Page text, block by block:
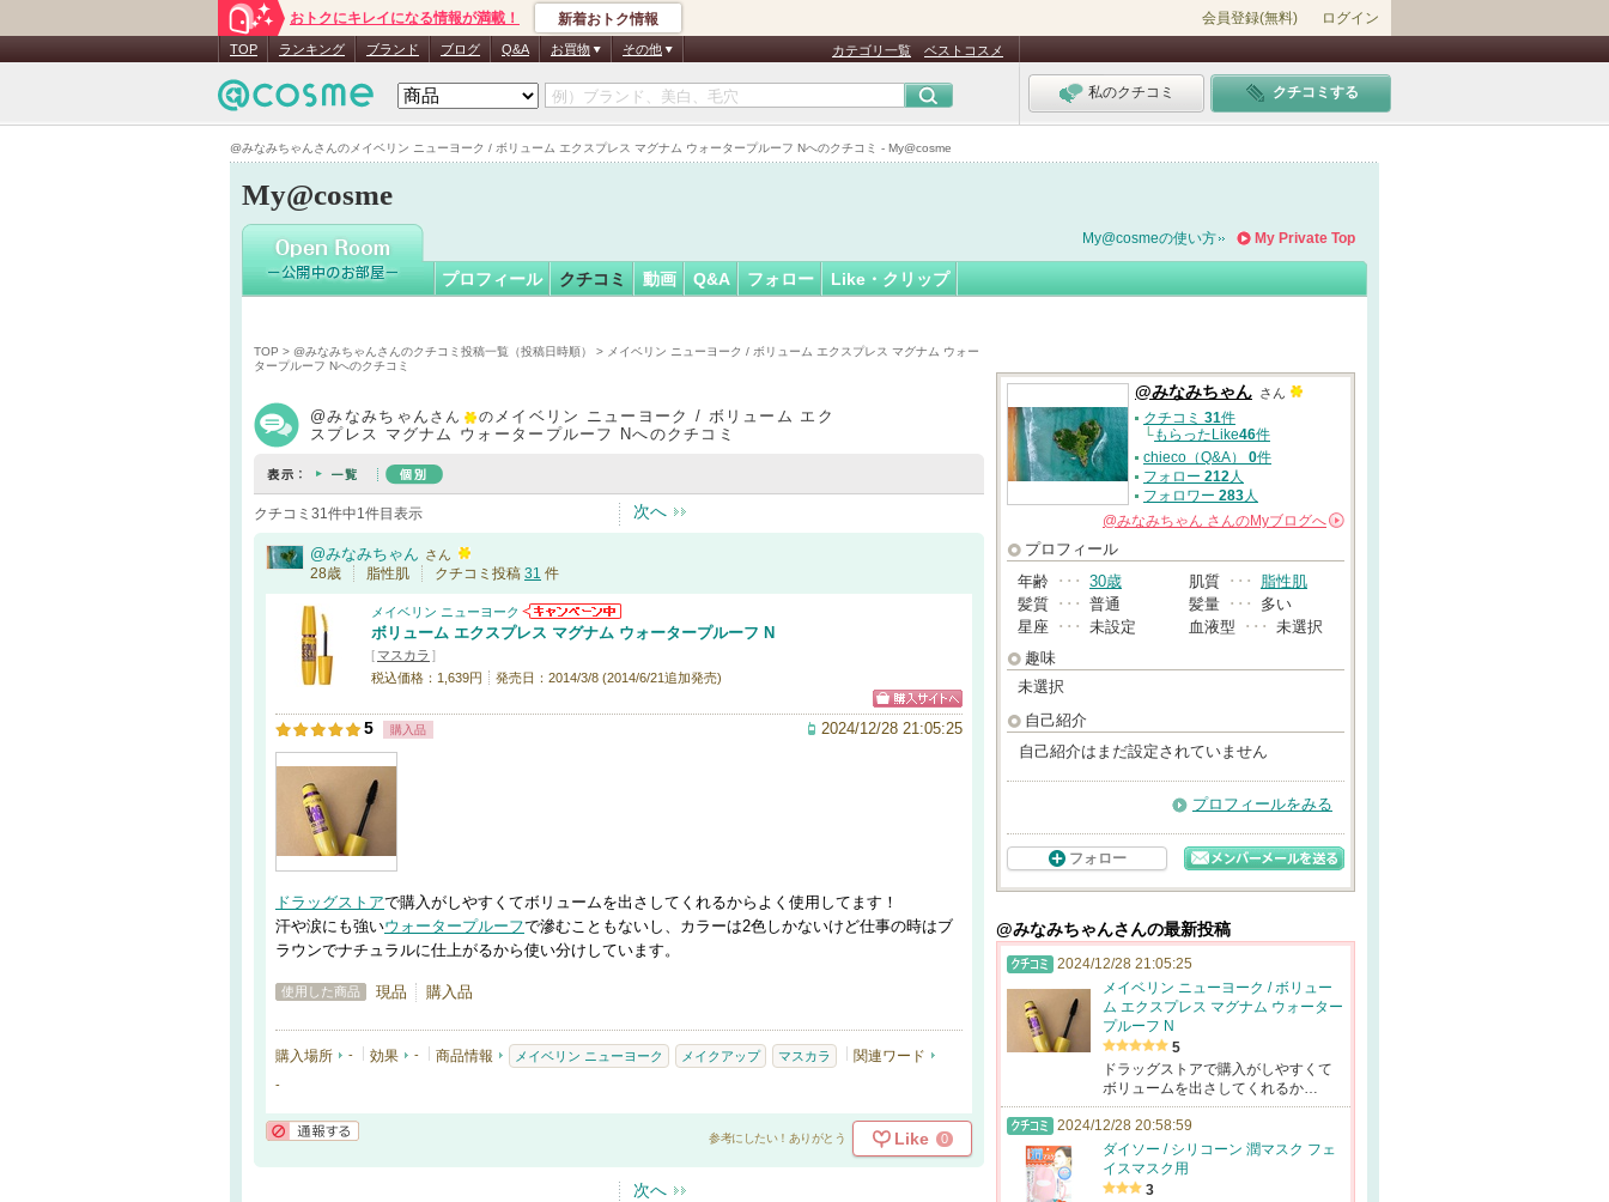
@みなみちゃんさんのメイベリン ニューヨーク / ボリューム エクスプレス マグナム ウォータープルーフ Nへのクチコミ - My@cosme
おトクにキレイになる情報が満載！ 新着おトク情報 会員登録(無料) ログイン
TOP ランキング ブランド ブログ Q&A お買物 その他 カテゴリ一覧 ベストコスメ
私のクチコミ クチコミする
My@cosme
@みなみちゃんさん
My Private Top
My@cosmeの使い方
プロフィール クチコミ 動画 Q&A フォロー Like・クリップ
TOP > @みなみちゃんさんのクチコミ投稿一覧（投稿日時順）
> メイベリン ニューヨーク / ボリューム エクスプレス マグナム ウォー
タープルーフ Nへのクチコミ
@みなみちゃん さん の メイベリン ニューヨーク / ボリューム エク
スプレス マグナム ウォータープルーフ Nへのクチコミ
クチコミ31件中1件目表示 次へ
@みなみちゃん さん
28歳 脂性肌 クチコミ投稿 31 件
メイベリン ニューヨーク
ボリューム エクスプレス マグナム ウォータープルーフ N
[ マスカラ ]
税込価格：1,639円
発売日：2014/3/8 (2014/6/21追加発売)
5 購入品 2024/12/28 21:05:25
ドラッグストアで購入がしやすくてボリュームを出さしてくれるからよく使用してます！
汗や涙にも強いウォータープルーフで滲むこともないし、カラーは2色しかないけど仕事の時はブ
ラウンでナチュラルに仕上がるから使い分けしています。
使用した商品 現品 購入品
購入場所 - 効果 - 商品情報 メイベリン ニューヨーク メイクアップ マスカラ 関連ワード
-
参考にしたい！ありがとう Like 0
次へ
@みなみちゃん さん
クチコミ 31件
└もらったLike46件
chieco（Q&A） 0件
フォロー 212人
フォロワー 283人
@みなみちゃん さんのMyブログへ
プロフィール
年齢 ･･･ 30歳 肌質 ･･･
脂性肌
髪質 ･･･ 普通 髪量 ･･･
多い
星座 ･･･ 未設定 血液型 ･･･ 未選択
趣味
未選択
自己紹介
自己紹介はまだ設定されていません
プロフィールをみる
フォロー
@みなみちゃんさんの最新投稿
2024/12/28 21:05:25
メイベリン ニューヨーク / ボリュー
ム エクスプレス マグナム ウォーター
プルーフ N
5
ドラッグストアで購入がしやすくて
ボリュームを出さしてくれるか…
2024/12/28 20:58:59
ダイソー / シリコーン 潤マスク フェ
イスマスク用
3